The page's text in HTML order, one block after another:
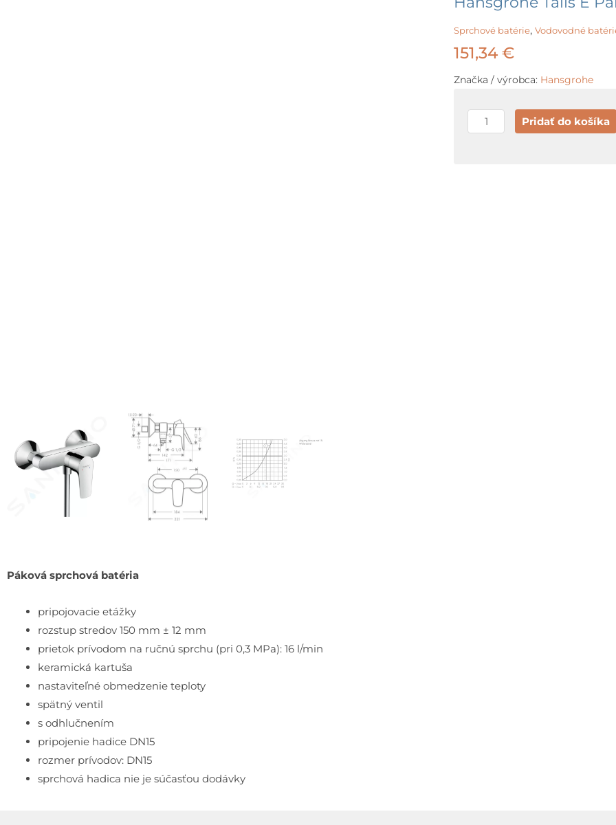
Sprchové batérie, Vodovodné
151,34 €
Značka / výrobca: Hansgrohe
množstvo
Hansgrohe
Pridať do košíka
Páková sprchová batéria
pripojovacie etážky
rozstup stredov 150 mm ± 12 mm
prietok prívodom na ručnú sprchu (pri 0,3 MPa): 16 l/min
keramická kartuša
nastaviteľné obmedzenie teploty
spätný ventil
s odhlučnením
pripojenie hadice DN15
rozmer prívodov: DN15
sprchová hadica nie je súčasťou dodávky